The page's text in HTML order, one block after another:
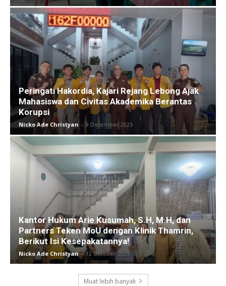
Peringati Hakordia, Kajari Rejang Lebong Ajak
Mahasiswa dan Civitas Akademika Berantas
Korupsi
Nicko Ade Christyan - 9 Desember 2025
Kantor Hukum Arie Kusumah, S.H, M.H, dan
Partners Teken MoU dengan Klinik Thamrin,
Berikut Isi Kesepakatannya!
Nicko Ade Christyan - 12 Oktober 2025
Muat lebih banyak